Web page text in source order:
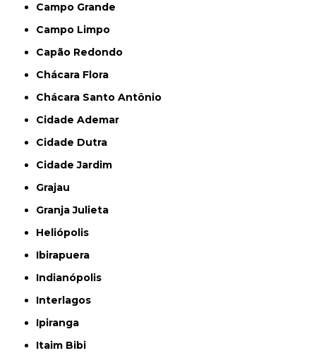
Campo Grande
Campo Limpo
Capão Redondo
Chácara Flora
Chácara Santo Antônio
Cidade Ademar
Cidade Dutra
Cidade Jardim
Grajau
Granja Julieta
Heliópolis
Ibirapuera
Indianópolis
Interlagos
Ipiranga
Itaim Bibi